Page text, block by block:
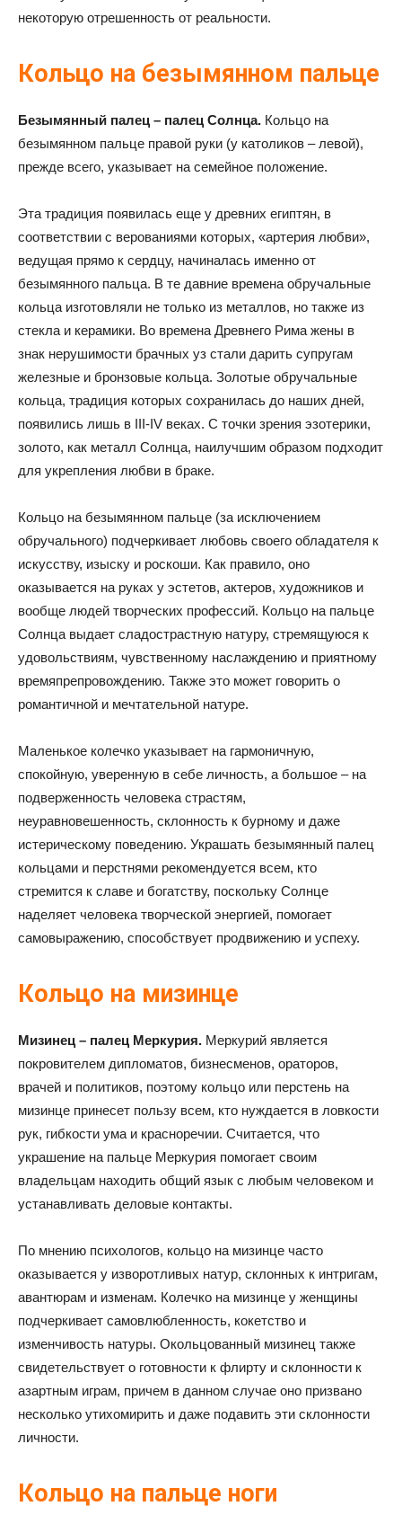
некоторую отрешенность от реальности.
Кольцо на безымянном пальце
Безымянный палец – палец Солнца. Кольцо на
безымянном пальце правой руки (у католиков – левой),
прежде всего, указывает на семейное положение.
Эта традиция появилась еще у древних египтян, в
соответствии с верованиями которых, «артерия любви»,
ведущая прямо к сердцу, начиналась именно от
безымянного пальца. В те давние времена обручальные
кольца изготовляли не только из металлов, но также из
стекла и керамики. Во времена Древнего Рима жены в
знак нерушимости брачных уз стали дарить супругам
железные и бронзовые кольца. Золотые обручальные
кольца, традиция которых сохранилась до наших дней,
появились лишь в III-IV веках. С точки зрения эзотерики,
золото, как металл Солнца, наилучшим образом подходит
для укрепления любви в браке.
Кольцо на безымянном пальце (за исключением
обручального) подчеркивает любовь своего обладателя к
искусству, изыску и роскоши. Как правило, оно
оказывается на руках у эстетов, актеров, художников и
вообще людей творческих профессий. Кольцо на пальце
Солнца выдает сладострастную натуру, стремящуюся к
удовольствиям, чувственному наслаждению и приятному
времяпрепровождению. Также это может говорить о
романтичной и мечтательной натуре.
Маленькое колечко указывает на гармоничную,
спокойную, уверенную в себе личность, а большое – на
подверженность человека страстям,
неуравновешенность, склонность к бурному и даже
истерическому поведению. Украшать безымянный палец
кольцами и перстнями рекомендуется всем, кто
стремится к славе и богатству, поскольку Солнце
наделяет человека творческой энергией, помогает
самовыражению, способствует продвижению и успеху.
Кольцо на мизинце
Мизинец – палец Меркурия. Меркурий является
покровителем дипломатов, бизнесменов, ораторов,
врачей и политиков, поэтому кольцо или перстень на
мизинце принесет пользу всем, кто нуждается в ловкости
рук, гибкости ума и красноречии. Считается, что
украшение на пальце Меркурия помогает своим
владельцам находить общий язык с любым человеком и
устанавливать деловые контакты.
По мнению психологов, кольцо на мизинце часто
оказывается у изворотливых натур, склонных к интригам,
авантюрам и изменам. Колечко на мизинце у женщины
подчеркивает самовлюбленность, кокетство и
изменчивость натуры. Окольцованный мизинец также
свидетельствует о готовности к флирту и склонности к
азартным играм, причем в данном случае оно призвано
несколько утихомирить и даже подавить эти склонности
личности.
Кольцо на пальце ноги